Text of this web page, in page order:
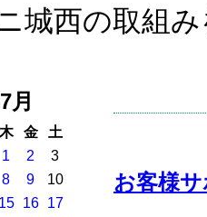
城西の取組
お客様
月
木 金 土
1 2
3
8 9
10
15 16
17